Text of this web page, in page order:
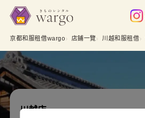
京都和服租借wargo 店鋪一覽 川越和服租借
川越店